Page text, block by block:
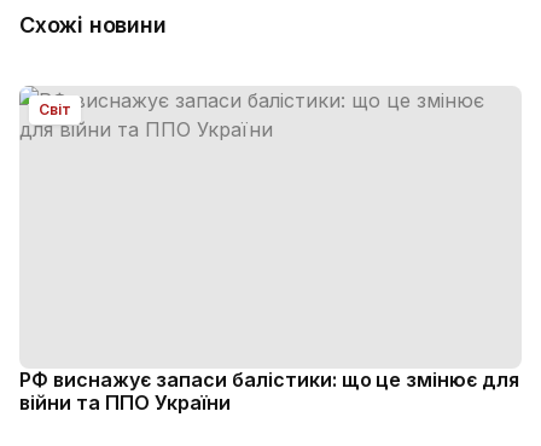
Схожі новини
Світ
РФ виснажує запаси балістики: що це змінює для
війни та ППО України